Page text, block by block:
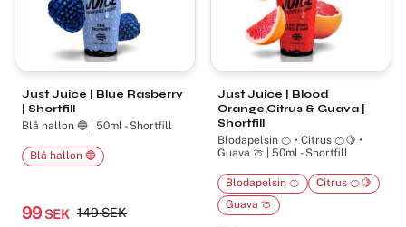
Just Juice | Blue Rasberry
| Shortfill
Blå hallon 🔵 | 50ml - Shortfill
99 SEK 149SEK
Blå hallon 🔵
Just Juice | Blood
Orange,Citrus & Guava |
Shortfill
Blodapelsin 🍊 • Citrus 🍊🍋 •
Guava 🍈 | 50ml - Shortfill
Blodapelsin 🍊
Citrus 🍊🍋
Guava 🍈